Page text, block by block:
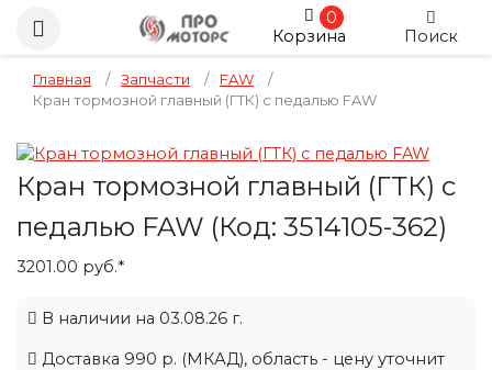
0
Корзина
Поиск
Главная / Запчасти / FAW
/
Кран тормозной главный (ГТК) с педалью FAW
Кран тормозной главный (ГТК) с
педалью FAW (Код: 3514105-362)
3201.00 руб.*
В наличии на 03.08.26 г.
Доставка 990 р. (МКАД), область - цену уточнит